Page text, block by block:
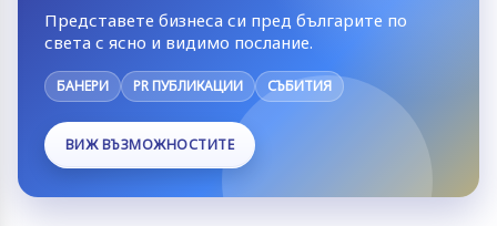
Представете бизнеса си пред българите по
света с ясно и видимо послание.
БАНЕРИ PR ПУБЛИКАЦИИ СЪБИТИЯ
ВИЖ ВЪЗМОЖНОСТИТЕ